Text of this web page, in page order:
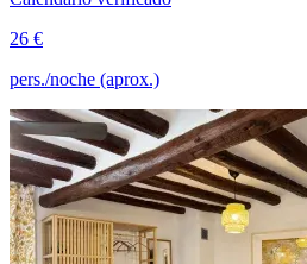
26 €
pers./noche (aprox.)